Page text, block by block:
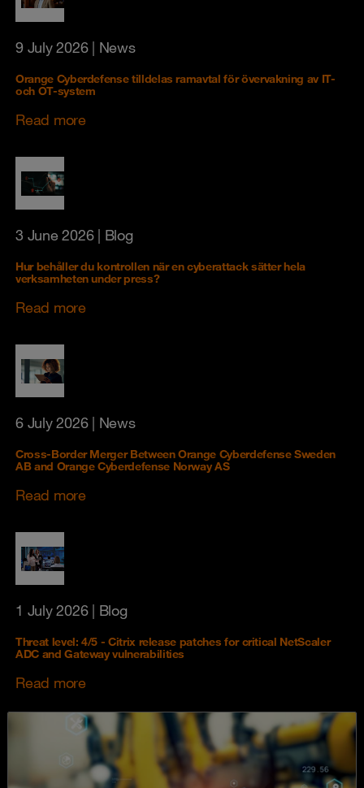
9 July 2026| News
Orange Cyberdefense tilldelas ramavtal för övervakning av IT-
och OT-system
Read more
3 June 2026| Blog
Hur behåller du kontrollen när en cyberattack sätter hela
verksamheten under press?
Read more
6 July 2026| News
Cross-Border Merger Between Orange Cyberdefense Sweden
AB and Orange Cyberdefense Norway AS
Read more
1 July 2026| Blog
Threat level: 4/5 - Citrix release patches for critical NetScaler
ADC and Gateway vulnerabilities
Read more